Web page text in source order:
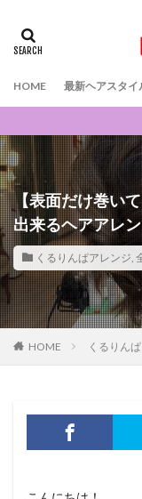
HOME 最新ヘアスタイ
【表面だけ巻い
出来るヘアアレ
くるりんぱアレンジ,
HOME くるりん